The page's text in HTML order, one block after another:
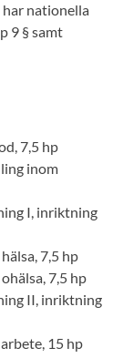
nationella
9 § samt
7,5 hp
inom
I, inriktning
7,5 hp
7,5 hp
II, inriktning
15 hp